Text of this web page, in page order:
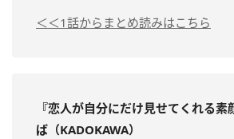
＜＜1話からまとめ読みはこちら
『恋人が自分にだけ見せてくれる素
ば（KADOKAWA）